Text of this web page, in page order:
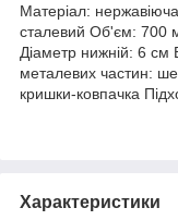
Матеріал:
сталевий Об'єм: 700
Діаметр нижній: 6 см
металевих частин:
кришки-ковпачка
Характеристики